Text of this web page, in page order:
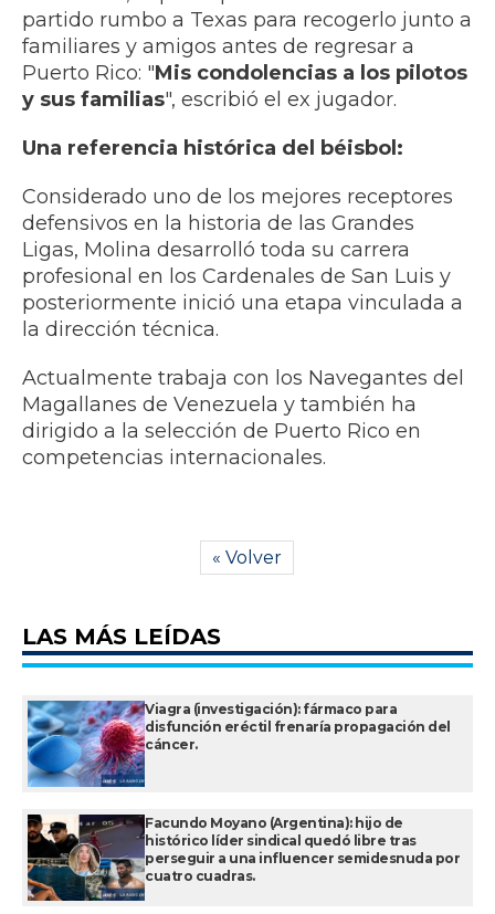
partido rumbo a Texas para recogerlo junto a
familiares y amigos antes de regresar a
Puerto Rico: "Mis condolencias a los pilotos
y sus familias", escribió el ex jugador.
Una referencia histórica del béisbol:
Considerado uno de los mejores receptores
defensivos en la historia de las Grandes
Ligas, Molina desarrolló toda su carrera
profesional en los Cardenales de San Luis y
posteriormente inició una etapa vinculada a
la dirección técnica.
Actualmente trabaja con los Navegantes del
Magallanes de Venezuela y también ha
dirigido a la selección de Puerto Rico en
competencias internacionales.
« Volver
LAS MÁS LEÍDAS
Viagra (investigación): fármaco para
disfunción eréctil frenaría propagación del
cáncer.
Facundo Moyano (Argentina): hijo de
histórico líder sindical quedó libre tras
perseguir a una influencer semidesnuda por
cuatro cuadras.